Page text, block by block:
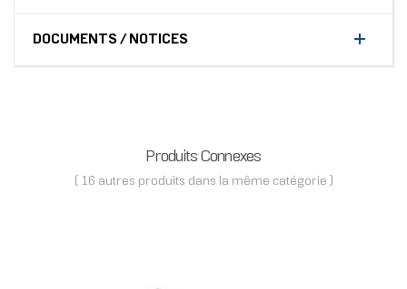
DOCUMENTS / NOTICES
Produits Connexes
( 16 autres produits dans la même catégorie )